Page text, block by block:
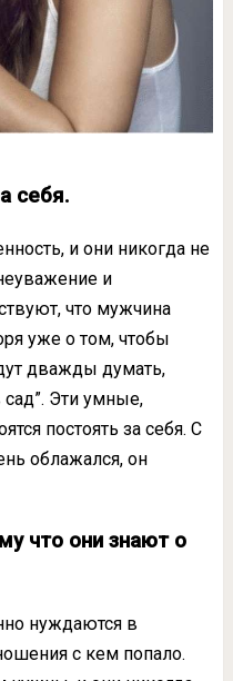
себя.
и они никогда не
и
что мужчина
уже о том, чтобы
дважды думать,
Эти умные,
постоять за себя. С
облажался, он
что они знают о
нуждаются в
с кем попало.